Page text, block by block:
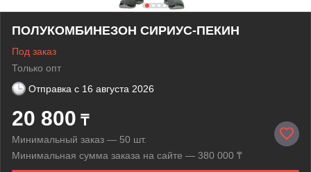
ПОЛУКОМБИНЕЗОН СИРИУС-ПЕКИН
Под заказ
Только опт
Отправка с 16 августа 2026
20 800 ₸
Минимальный заказ — 50 шт.
Минимальная сумма заказа на сайте — 380 000 ₸